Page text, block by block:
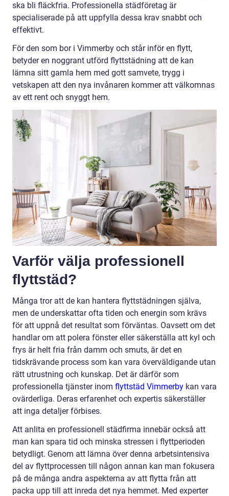
ska bli fläckfria. Professionella städföretag är
specialiserade på att uppfylla dessa krav snabbt och
effektivt.
För den som bor i Vimmerby och står inför en flytt,
betyder en noggrant utförd flyttstädning att de kan
lämna sitt gamla hem med gott samvete, trygg i
vetskapen att den nya invånaren kommer att välkomnas
av ett rent och snyggt hem.
Varför välja professionell
flyttstäd?
Många tror att de kan hantera flyttstädningen själva,
men de underskattar ofta tiden och energin som krävs
för att uppnå det resultat som förväntas. Oavsett om det
handlar om att polera fönster eller säkerställa att kyl och
frys är helt fria från damm och smuts, är det en
tidskrävande process som kan vara överväldigande utan
rätt utrustning och kunskap. Det är därför som
professionella tjänster inom flyttstäd Vimmerby kan vara
ovärderliga. Deras erfarenhet och expertis säkerställer
att inga detaljer förbises.
Att anlita en professionell städfirma innebär också att
man kan spara tid och minska stressen i flyttperioden
betydligt. Genom att lämna över denna arbetsintensiva
del av flyttprocessen till någon annan kan man fokusera
på de många andra aspekterna av att flytta från att
packa upp till att inreda det nya hemmet. Med experter